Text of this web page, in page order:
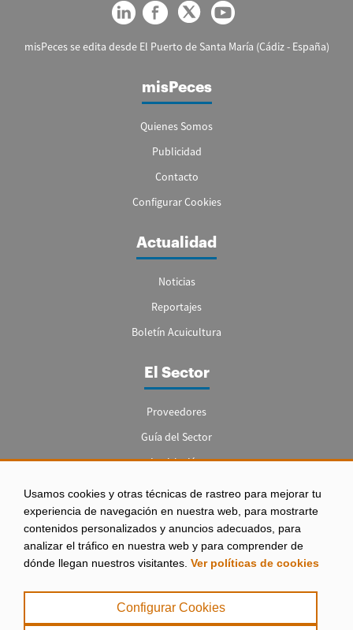
Usamos cookies y otras técnicas de rastreo para mejorar tu
experiencia de navegación en nuestra web, para mostrarte
contenidos personalizados y anuncios adecuados, para
analizar el tráfico en nuestra web y para comprender de
dónde llegan nuestros visitantes. Ver políticas de cookies
Configurar Cookies
misPeces se edita desde El Puerto de Santa María (Cádiz - España)
misPeces
Quienes Somos
Publicidad
Contacto
Configurar Cookies
Actualidad
Noticias
Reportajes
Boletín Acuicultura
El Sector
Proveedores
Guía del Sector
Legislación
Empleo
Aviso legal
|
Política de Privacidad